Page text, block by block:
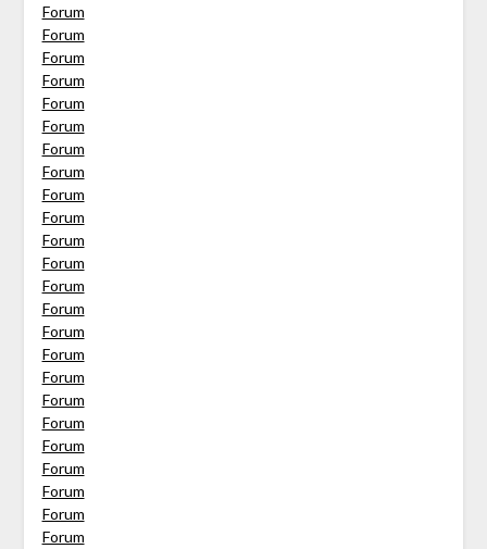
Forum
Forum
Forum
Forum
Forum
Forum
Forum
Forum
Forum
Forum
Forum
Forum
Forum
Forum
Forum
Forum
Forum
Forum
Forum
Forum
Forum
Forum
Forum
Forum